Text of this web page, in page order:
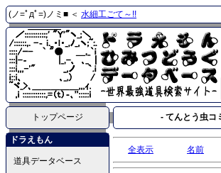
(ノ=ﾟдﾟ=)ノミ■ ＜ 水細工ごて～!!
トップページ - てんとう虫コ
ドラえもん
道具データベース
全表示 名前